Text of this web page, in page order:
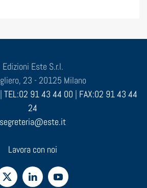
Edizioni Este S.r.l.
23 - 20125 Milano
TEL:02 91 43 44 00 | FAX:02 91 43 44
24
segreteria@este.it
Lavora con noi